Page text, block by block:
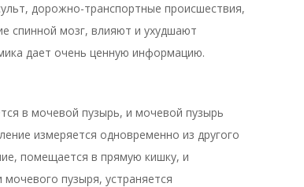
дорожно-транспортные происшествия,
спинной мозг, влияют и ухудшают
дает очень ценную информацию.
в мочевой пузырь, и мочевой пузырь
измеряется одновременно из другого
помещается в прямую кишку, и
пузыря, устраняется